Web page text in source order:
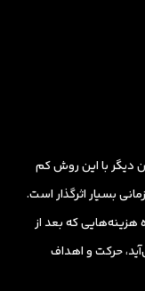
دیگر با این روش کم
بسیار اثرگذار است.
هزینه‌هایی که بعد از
حرکت و اهداف